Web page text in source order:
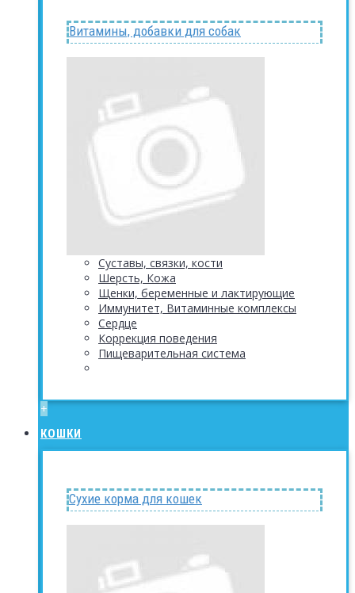
Витамины, добавки для собак
Суставы, связки, кости
Шерсть, Кожа
Щенки, беременные и лактирующие
Иммунитет, Витаминные комплексы
Сердце
Коррекция поведения
Пищеварительная система
+
КОШКИ
Сухие корма для кошек